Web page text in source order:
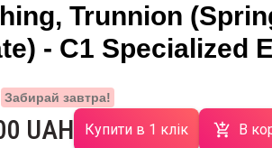
Trunnion
- C1 Specialized
Забирай завтра!
UAH Купити в 1 клік В